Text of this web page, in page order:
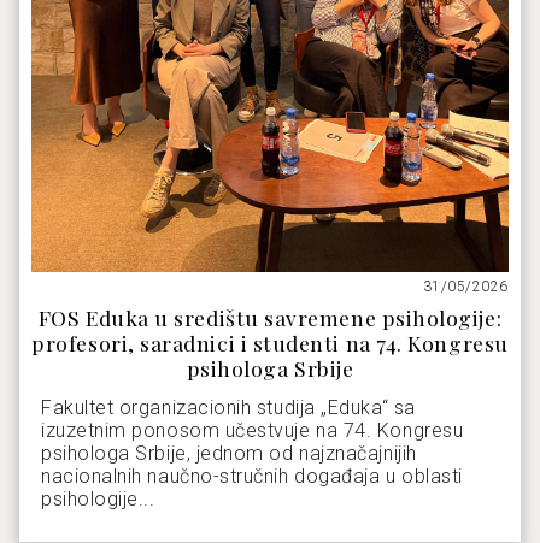
31/05/2026
FOS Eduka u središtu savremene psihologije:
profesori, saradnici i studenti na 74. Kongresu
psihologa Srbije
Fakultet organizacionih studija „Eduka“ sa
izuzetnim ponosom učestvuje na 74. Kongresu
psihologa Srbije, jednom od najznačajnijih
nacionalnih naučno-stručnih događaja u oblasti
psihologije...